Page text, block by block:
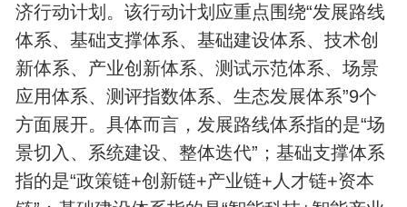
济行动计划。该行动计划应重点围绕“发展路线
体系、基础支撑体系、基础建设体系、技术创
新体系、产业创新体系、测试示范体系、场景
应用体系、测评指数体系、生态发展体系”9个
方面展开。具体而言，发展路线体系指的是“场
景切入、系统建设、整体迭代”；基础支撑体系
指的是“政策链+创新链+产业链+人才链+资本